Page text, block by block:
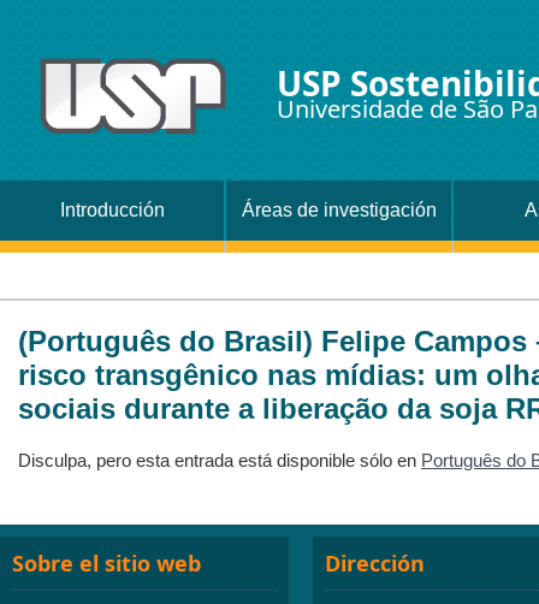
USP
Universidade de São
Introducción Áreas de investigación
(Português do Brasil) Felipe
risco transgênico nas mídias: um
sociais durante a liberação da soja
Disculpa, pero esta entrada está disponible sólo en Português do
Sobre el sitio web Dirección